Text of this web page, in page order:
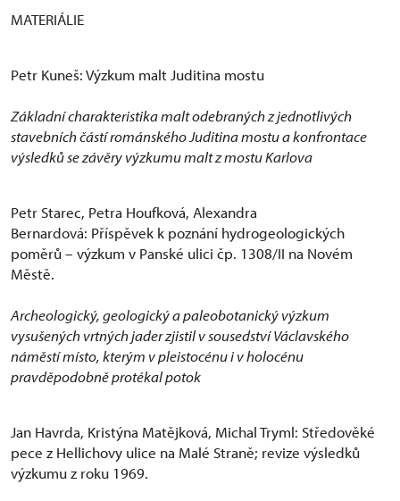
MATERIÁLIE
Petr Kuneš: Výzkum malt Juditina mostu
Základní charakteristika malt odebraných z jednotlivých
stavebních částí románského Juditina mostu a konfrontace
výsledků se závěry výzkumu malt z mostu Karlova
Petr Starec, Petra Houfková, Alexandra
Bernardová: Příspěvek k poznání hydrogeologických
poměrů – výzkum v Panské ulici čp. 1308/II na Novém
Městě.
Archeologický, geologický a paleobotanický výzkum
vysušených vrtných jader zjistil v sousedství Václavského
náměstí místo, kterým v pleistocénu i v holocénu
pravděpodobně protékal potok
Jan Havrda, Kristýna Matějková, Michal Tryml: Středověké
pece z Hellichovy ulice na Malé Straně; revize výsledků
výzkumu z roku 1969.